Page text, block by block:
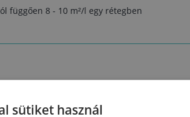
függően 8 - 10 m²/l egy rétegben
sütiket használ